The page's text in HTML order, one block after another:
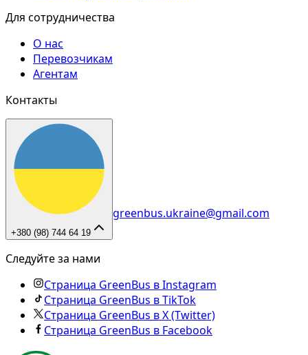
Для сотрудничества
О нас
Перевозчикам
Агентам
Контакты
+380 (98) 744 64 19
greenbus.ukraine@gmail.com
Следуйте за нами
Страница GreenBus в Instagram
Страница GreenBus в TikTok
Страница GreenBus в X (Twitter)
Страница GreenBus в Facebook